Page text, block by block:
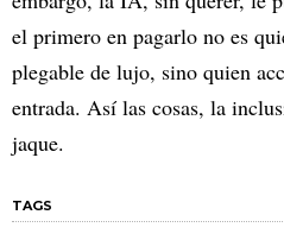
el primero en pagarlo no es
plegable de lujo, sino quien
entrada. Así las cosas, la
jaque.
TAGS